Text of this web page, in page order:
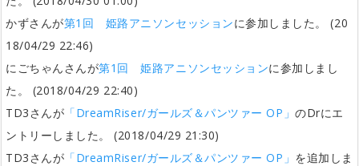
かずさんが第1回 姫路アニソンセッションに参加しました。 (20
18/04/29 22:46)
にごちゃんさんが第1回 姫路アニソンセッションに参加しまし
た。 (2018/04/29 22:40)
TD3さんが 「DreamRiser/ガールズ＆パンツァー OP」のDrにエ
ントリーしました。 (2018/04/29 21:30)
TD3さんが 「DreamRiser/ガールズ＆パンツァー OP」 を追加しま